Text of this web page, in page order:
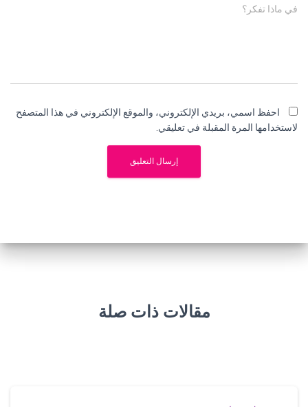
في ماذا تفكر؟
احفظ اسمي، بريدي الإلكتروني، والموقع الإلكتروني في هذا المتصفح
لاستخدامها المرة المقبلة في تعليقي.
مقالات ذات صلة